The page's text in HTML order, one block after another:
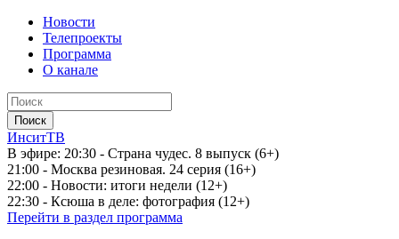
Новости
Телепроекты
Программа
О канале
ИнситТВ
В эфире: 20:30 - Страна чудес. 8 выпуск (6+)
21:00 - Москва резиновая. 24 серия (16+)
22:00 - Новости: итоги недели (12+)
22:30 - Ксюша в деле: фотография (12+)
Перейти в раздел программа